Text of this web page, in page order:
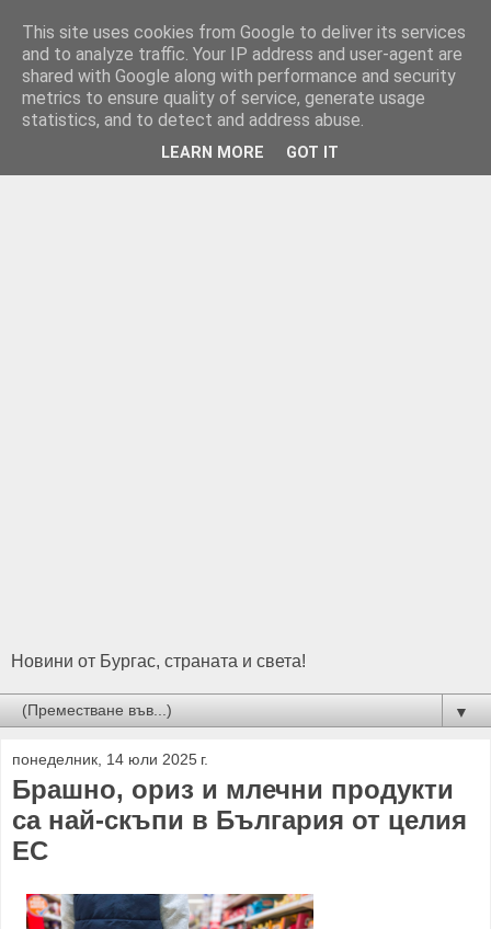
Новини от Бургас, страната и света!
▼
понеделник, 14 юли 2025 г.
Брашно, ориз и млечни продукти
са най-скъпи в България от целия
ЕС
This site uses cookies from Google to deliver its services
and to analyze traffic. Your IP address and user-agent are
shared with Google along with performance and security
metrics to ensure quality of service, generate usage
statistics, and to detect and address abuse.
LEARN MORE GOT IT